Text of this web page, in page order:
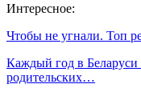
Интересное:
Чтобы не угнали. Топ
Каждый год в
родительских…